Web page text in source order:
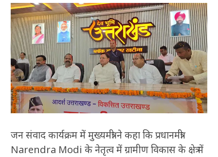
जन संवाद कार्यक्रम में मुख्यमंत्री ने कहा कि प्रधानमंत्री
Narendra Modi के नेतृत्व में ग्रामीण विकास के क्षेत्र में